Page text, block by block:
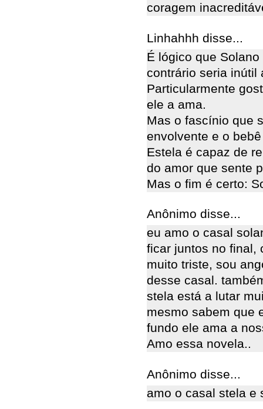
coragem
Linhahhh disse...
É lógico que
contrário seria inútil
Particularmente
ele a ama.
Mas o fascínio que
envolvente e o
Estela é capaz de
do amor que sente
Mas o fim é certo:
Anônimo disse...
eu amo o casal
ficar juntos no final,
muito triste, sou
desse casal.
stela está a lutar
mesmo sabem que
fundo ele ama a
Amo essa novela..
Anônimo disse...
amo o casal stela e